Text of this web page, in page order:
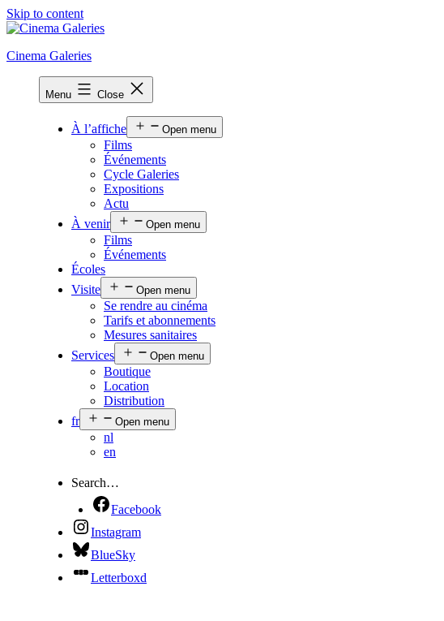
Skip to content
Cinema Galeries
Menu Close
À l’affiche Open menu
Films
Événements
Cycle Galeries
Expositions
Actu
À venir
Open menu
Films
Événements
Écoles
Visite
Open menu
Se rendre au cinéma
Tarifs et abonnements
Mesures sanitaires
Services
Open menu
Boutique
Location
Distribution
fr
Open menu
nl
en
Search…
Facebook
Instagram
BlueSky
Letterboxd